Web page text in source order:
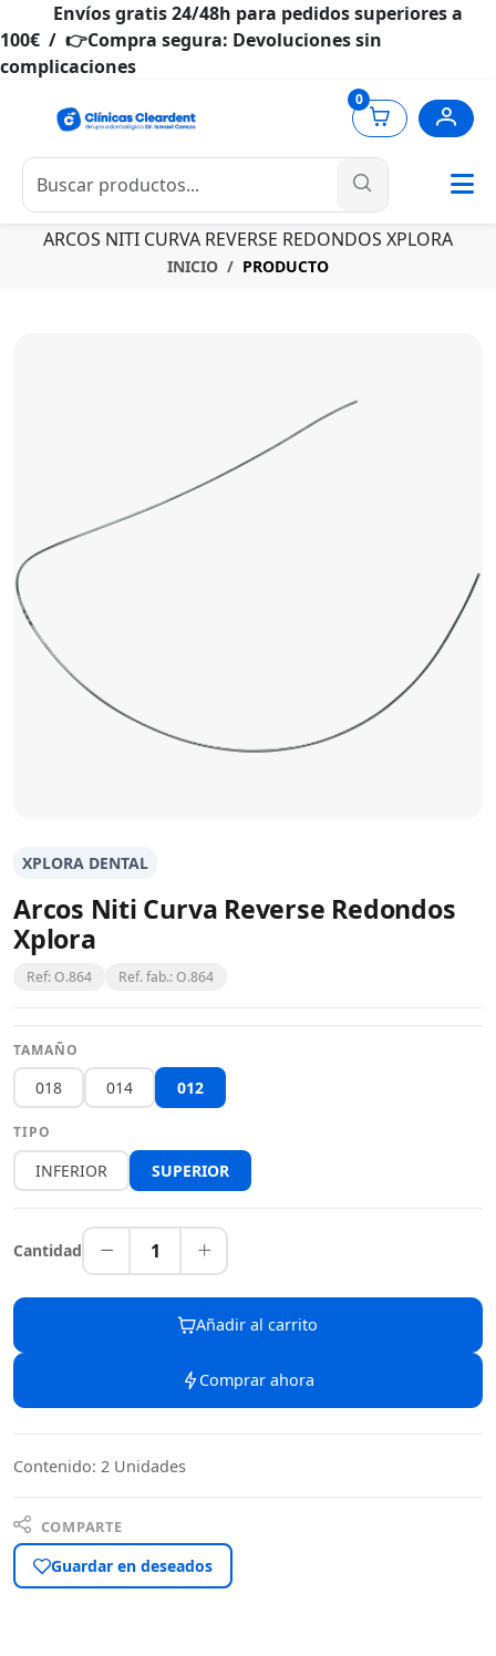
Envíos gratis 24/48h para pedidos superiores a
100€ / 👉Compra segura: Devoluciones sin
complicaciones
0
ARCOS NITI CURVA REVERSE REDONDOS XPLORA
INICIO PRODUCTO
XPLORA DENTAL
Arcos Niti Curva Reverse Redondos
Xplora
Ref: O.864 Ref. fab.: O.864
TAMAÑO
018 014 012
TIPO
INFERIOR SUPERIOR
Cantidad 1
Añadir al carrito
Comprar ahora
Contenido: 2 Unidades
COMPARTE
Guardar en deseados